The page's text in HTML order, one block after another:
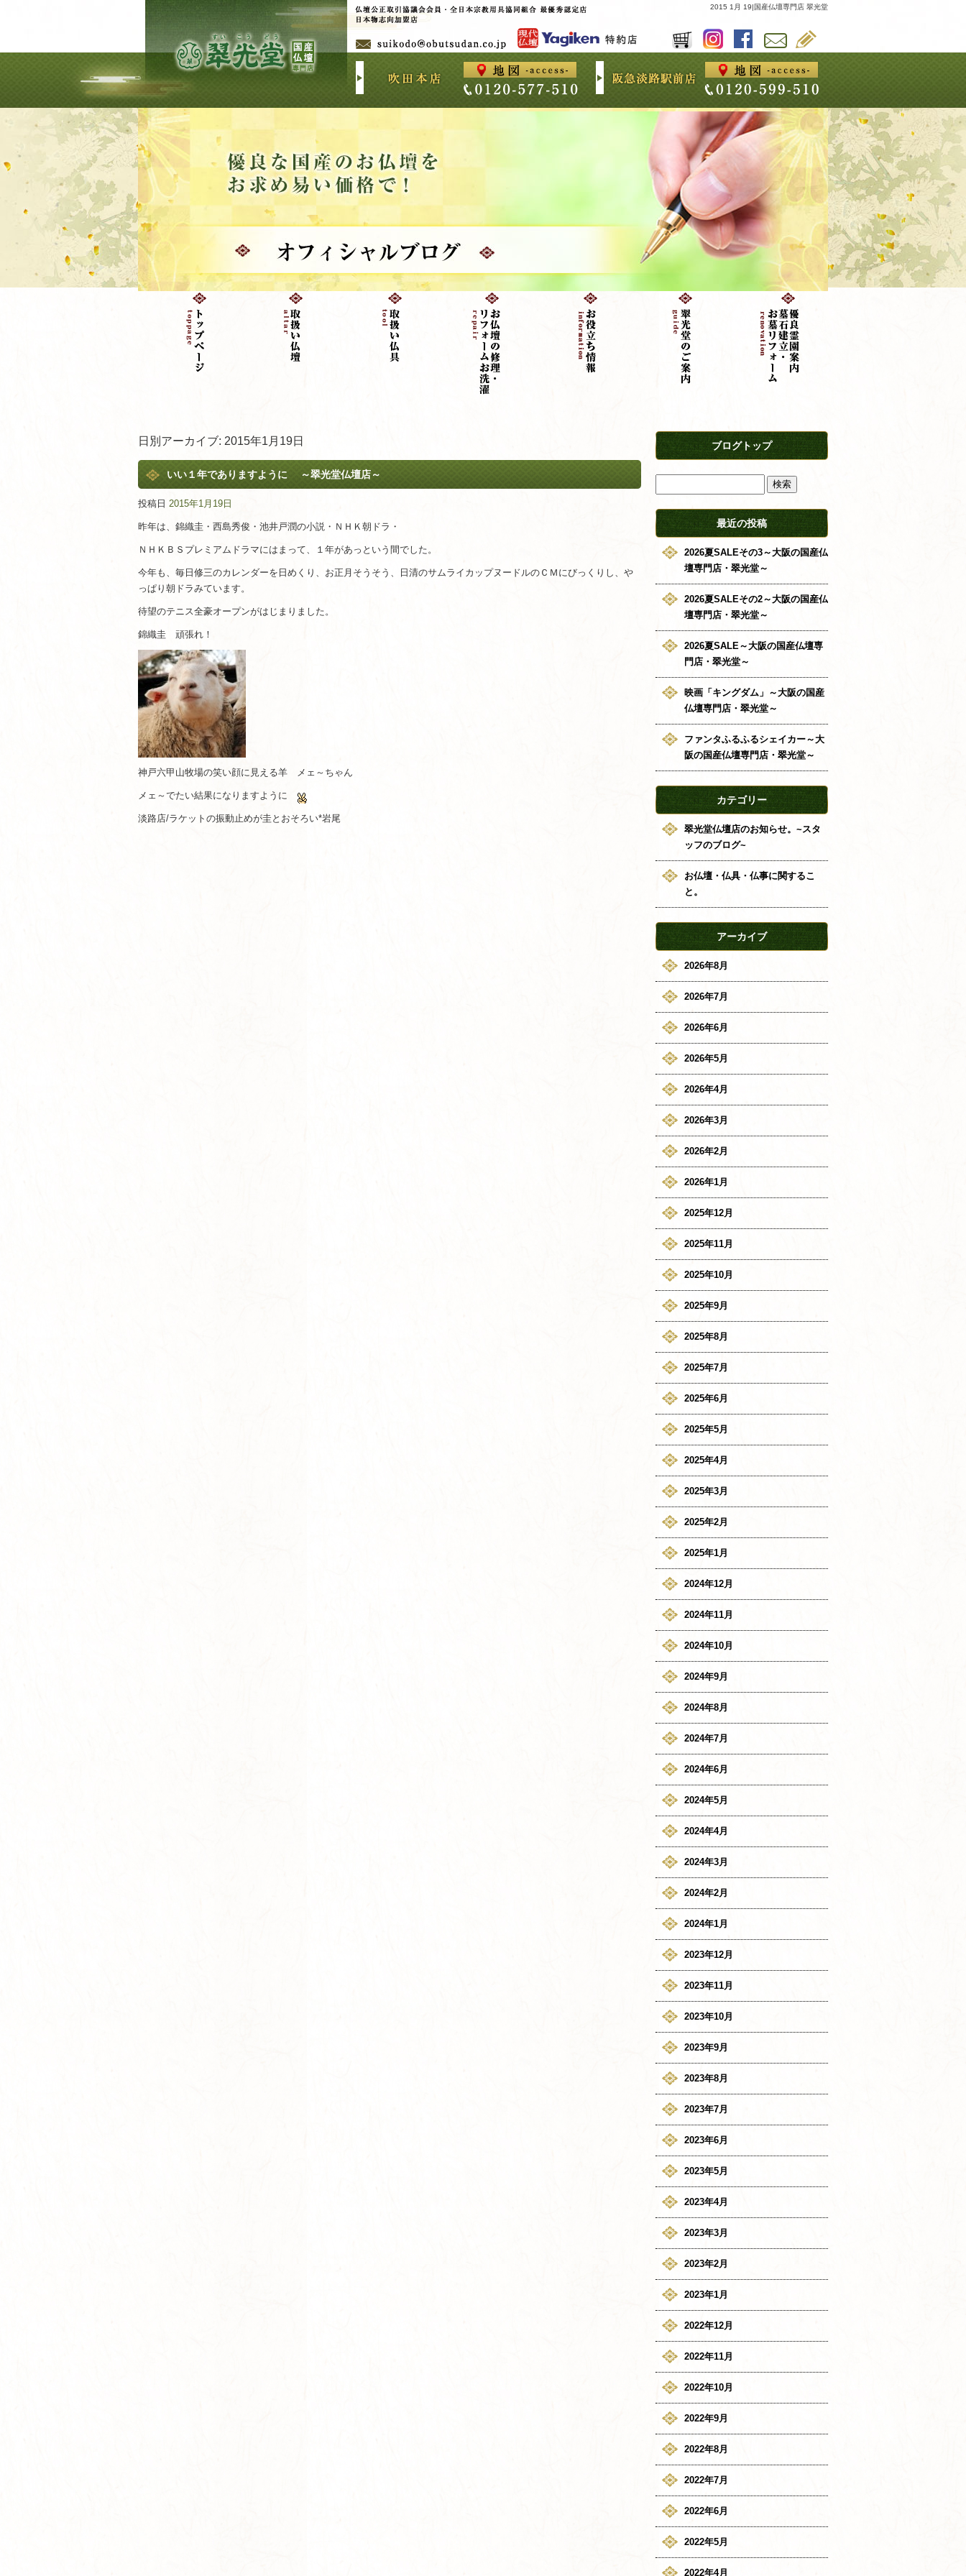
2015 1月 19|国産仏壇専門店 翠光堂
日別アーカイブ: 2015年1月19日
いい１年でありますように ～翠光堂仏壇店～
投稿日 2015年1月19日
昨年は、錦織圭・西島秀俊・池井戸潤の小説・ＮＨＫ朝ドラ・
ＮＨＫＢＳプレミアムドラマにはまって、１年があっという間でした。
今年も、毎日修三のカレンダーを日めくり、お正月そうそう、日清のサムライカップヌードルのＣＭにびっくりし、や
っぱり朝ドラみています。
待望のテニス全豪オープンがはじまりました。
錦織圭 頑張れ！
神戸六甲山牧場の笑い顔に見える羊 メェ～ちゃん
メェ～でたい結果になりますように
淡路店/ラケットの振動止めが圭とおそろい*岩尾
ブログトップ
最近の投稿
2026夏SALEその3～大阪の国産仏
壇専門店・翠光堂～
2026夏SALEその2～大阪の国産仏
壇専門店・翠光堂～
2026夏SALE～大阪の国産仏壇専
門店・翠光堂～
映画「キングダム」～大阪の国産
仏壇専門店・翠光堂～
ファンタふるふるシェイカー～大
阪の国産仏壇専門店・翠光堂～
カテゴリー
翠光堂仏壇店のお知らせ。~スタ
ッフのブログ~
お仏壇・仏具・仏事に関するこ
と。
アーカイブ
2026年8月
2026年7月
2026年6月
2026年5月
2026年4月
2026年3月
2026年2月
2026年1月
2025年12月
2025年11月
2025年10月
2025年9月
2025年8月
2025年7月
2025年6月
2025年5月
2025年4月
2025年3月
2025年2月
2025年1月
2024年12月
2024年11月
2024年10月
2024年9月
2024年8月
2024年7月
2024年6月
2024年5月
2024年4月
2024年3月
2024年2月
2024年1月
2023年12月
2023年11月
2023年10月
2023年9月
2023年8月
2023年7月
2023年6月
2023年5月
2023年4月
2023年3月
2023年2月
2023年1月
2022年12月
2022年11月
2022年10月
2022年9月
2022年8月
2022年7月
2022年6月
2022年5月
2022年4月